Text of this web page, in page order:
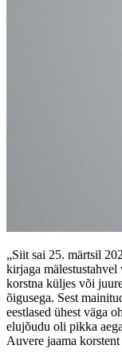
„Siit sai 25. märtsil
kirjaga
korstna küljes või
õigusega. Sest
eestlased ühest väga
elujõudu oli pikka
Auvere jaama